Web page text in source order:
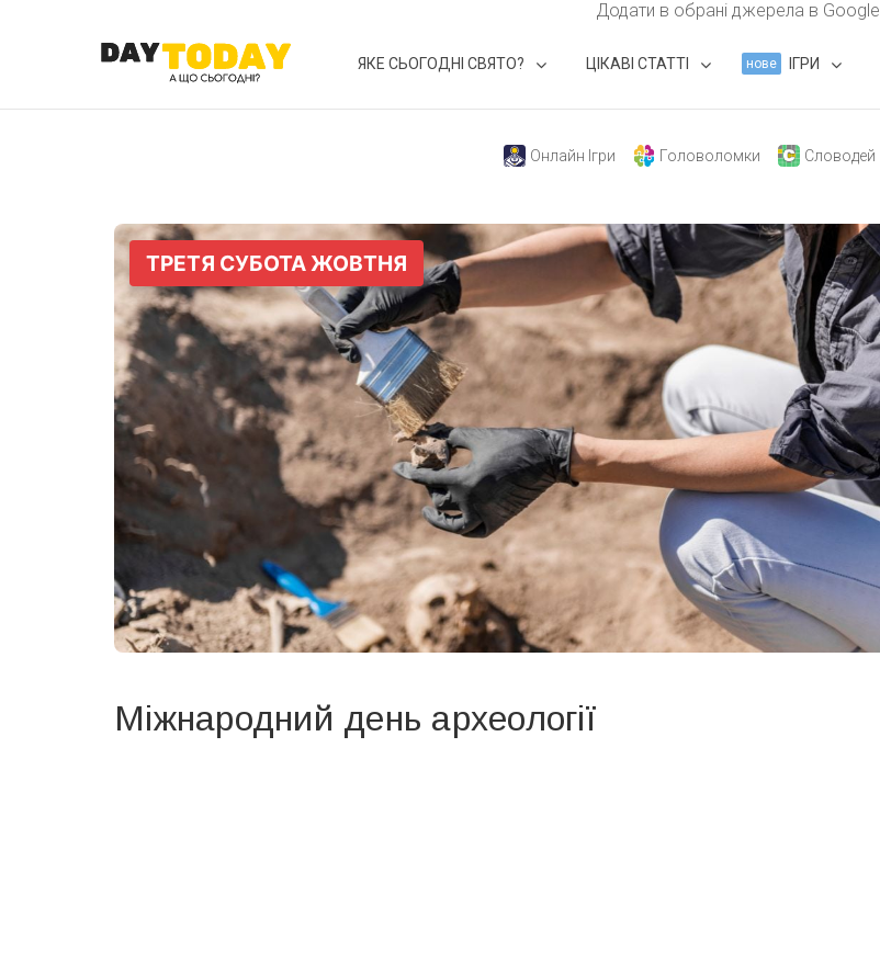
Додати в обрані джерела в Google
ЯКЕ СЬОГОДНІ СВЯТО? ЦІКАВІ СТАТТІ нове ІГРИ
Онлайн Ігри Головоломки Словодей
Міжнародний день археології